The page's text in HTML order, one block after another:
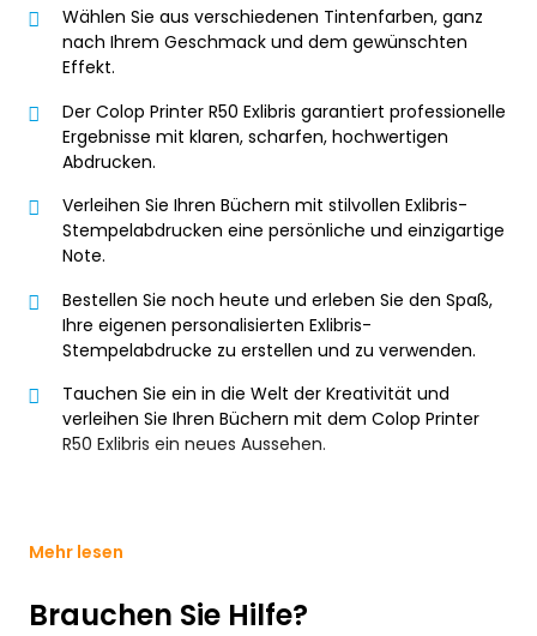
Wählen Sie aus verschiedenen Tintenfarben, ganz
nach Ihrem Geschmack und dem gewünschten
Effekt.
Der Colop Printer R50 Exlibris garantiert professionelle
Ergebnisse mit klaren, scharfen, hochwertigen
Abdrucken.
Verleihen Sie Ihren Büchern mit stilvollen Exlibris-
Stempelabdrucken eine persönliche und einzigartige
Note.
Bestellen Sie noch heute und erleben Sie den Spaß,
Ihre eigenen personalisierten Exlibris-
Stempelabdrucke zu erstellen und zu verwenden.
Tauchen Sie ein in die Welt der Kreativität und
verleihen Sie Ihren Büchern mit dem Colop Printer
R50 Exlibris ein neues Aussehen.
Mehr lesen
Brauchen Sie Hilfe?